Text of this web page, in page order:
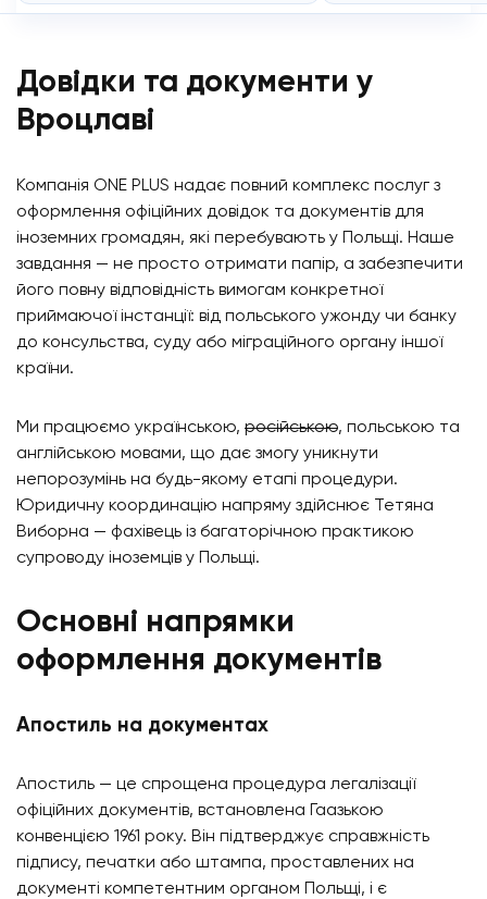
Довідки та документи у
Вроцлаві
Компанія ONE PLUS надає повний комплекс послуг з
оформлення офіційних довідок та документів для
іноземних громадян, які перебувають у Польщі. Наше
завдання — не просто отримати папір, а забезпечити
його повну відповідність вимогам конкретної
приймаючої інстанції: від польського ужонду чи банку
до консульства, суду або міграційного органу іншої
країни.
Ми працюємо українською, російською, польською та
англійською мовами, що дає змогу уникнути
непорозумінь на будь-якому етапі процедури.
Юридичну координацію напряму здійснює Тетяна
Виборна — фахівець із багаторічною практикою
супроводу іноземців у Польщі.
Основні напрямки
оформлення документів
Апостиль на документах
Апостиль — це спрощена процедура легалізації
офіційних документів, встановлена Гаазькою
конвенцією 1961 року. Він підтверджує справжність
підпису, печатки або штампа, проставлених на
документі компетентним органом Польщі, і є